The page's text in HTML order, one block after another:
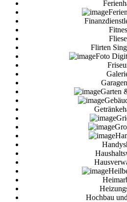
Flirten
Foto
Garten
Hochbau